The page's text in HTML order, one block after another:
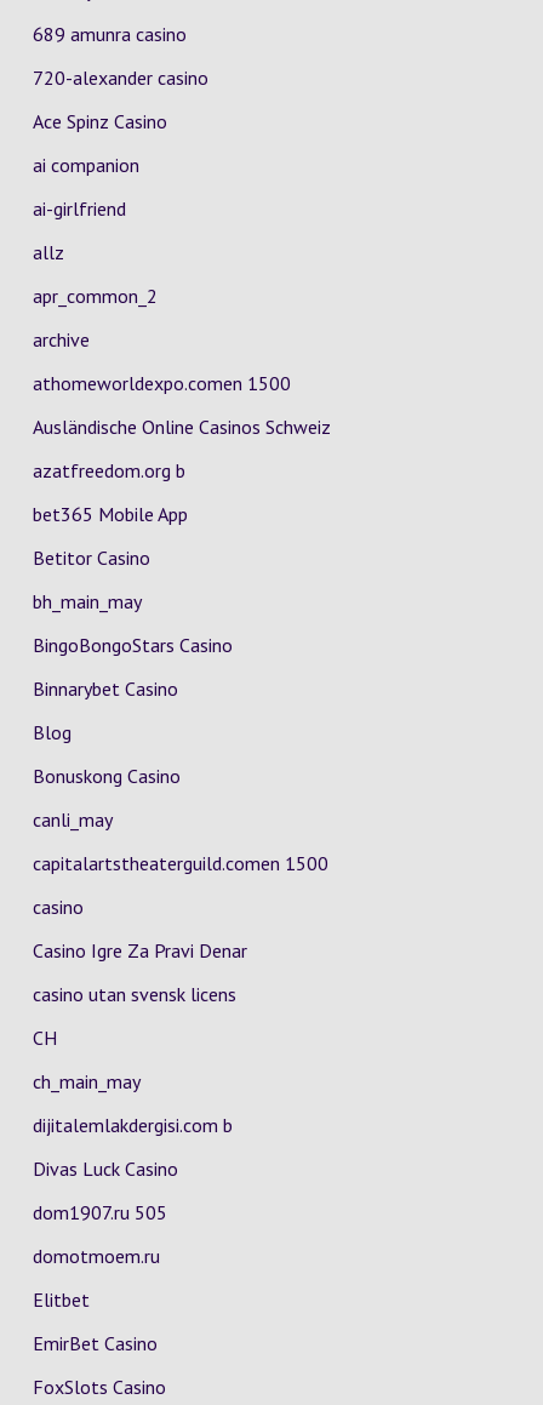
689 amunra casino
720-alexander casino
Ace Spinz Casino
ai companion
ai-girlfriend
allz
apr_common_2
archive
athomeworldexpo.comen 1500
Ausländische Online Casinos Schweiz
azatfreedom.org b
bet365 Mobile App
Betitor Casino
bh_main_may
BingoBongoStars Casino
Binnarybet Casino
Blog
Bonuskong Casino
canli_may
capitalartstheaterguild.comen 1500
casino
Casino Igre Za Pravi Denar
casino utan svensk licens
CH
ch_main_may
dijitalemlakdergisi.com b
Divas Luck Casino
dom1907.ru 505
domotmoem.ru
Elitbet
EmirBet Casino
FoxSlots Casino